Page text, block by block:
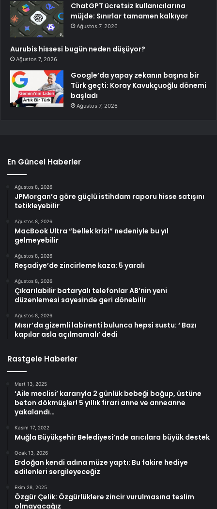
ChatGPT ücretsiz kullanıcılarına
müjde: Sınırlar tamamen kalkıyor
Ağustos 7, 2026
Aurubis hissesi bugün neden düşüyor?
Ağustos 7, 2026
Google’da yapay zekanın başına bir
Türk geçti: Koray Kavukçuoğlu dönemi
başladı
Ağustos 7, 2026
En Güncel Haberler
Ağustos 8, 2026
JPMorgan’a göre güçlü istihdam raporu hisse satışını
tetikleyebilir
Ağustos 8, 2026
MacBook Ultra “bellek krizi” nedeniyle bu yıl
gelmeyebilir
Ağustos 8, 2026
Reşadiye’de zincirleme kaza: 5 yaralı
Ağustos 8, 2026
Çıkarılabilir bataryalı telefonlar AB’nin yeni
düzenlemesi sayesinde geri dönebilir
Ağustos 8, 2026
Mısır’da gizemli labirenti bulunca hepsi sustu: ‘ Bazı
kapılar asla açılmamalı’ dedi
Rastgele Haberler
Mart 13, 2025
‘Aile meclisi’ kararıyla 2 günlük bebeği boğup, üstüne
beton dökmüşler! 5 yıllık firari anne ve anneanne
yakalandı…
Kasım 17, 2022
Muğla Büyükşehir Belediyesi’nde arıcılara büyük destek
Ocak 13, 2026
Erdoğan kendi adına müze yaptı: Bu fakire hediye
edilenleri sergileyeceğiz
Ekim 28, 2025
Özgür Çelik: Özgürlüklere zincir vurulmasına teslim
olmayacağız